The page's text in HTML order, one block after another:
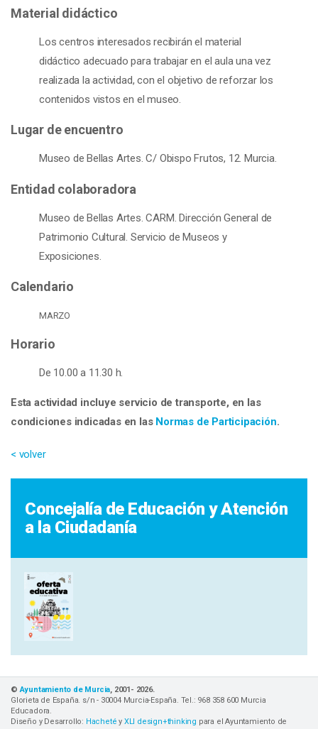
Material didáctico
Los centros interesados recibirán el material
didáctico adecuado para trabajar en el aula una vez
realizada la actividad, con el objetivo de reforzar los
contenidos vistos en el museo.
Lugar de encuentro
Museo de Bellas Artes. C/ Obispo Frutos, 12. Murcia.
Entidad colaboradora
Museo de Bellas Artes. CARM. Dirección General de
Patrimonio Cultural. Servicio de Museos y
Exposiciones.
Calendario
MARZO
Horario
De 10.00 a 11.30 h.
Esta actividad incluye servicio de transporte, en las
condiciones indicadas en las Normas de Participación.
< volver
Concejalía de Educación y Atención
a la Ciudadanía
©Ayuntamiento de Murcia, 2001- 2026.
Glorieta de España. s/n - 30004 Murcia-España. Tel.: 968 358 600 Murcia
Educadora.
Diseño y Desarrollo: Hacheté y XLI design+thinking para el Ayuntamiento de